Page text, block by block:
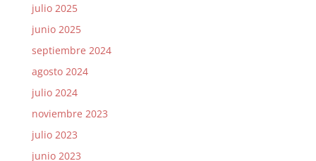
julio 2025
junio 2025
septiembre 2024
agosto 2024
julio 2024
noviembre 2023
julio 2023
junio 2023